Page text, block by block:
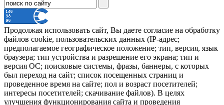
Продолжая использовать сайт, Вы даете согласие на обработку
файлов cookie, пользовательских данных (IP-адрес;
предполагаемое географическое положение; тип, версия, язык
браузера; тип устройства и разрешение его экрана; тип и
версия ОС; поисковые системы, фразы, баннеры, с которых
был переход на сайт; список посещенных страниц и
проведенное время на сайте; пол и возраст посетителей;
интересы посетителей; скачивание файлов). В целях
улучшения функционирования сайта и проведения